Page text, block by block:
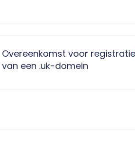
Overeenkomst voor registratie
van een .uk-domein